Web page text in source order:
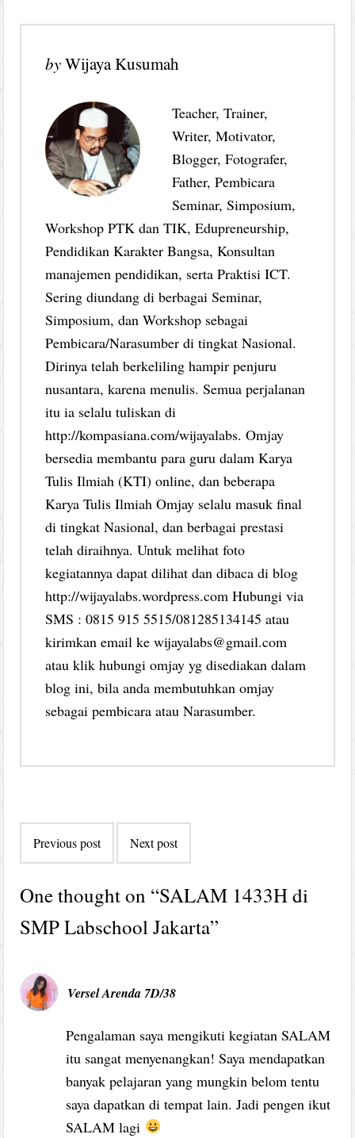
byWijaya Kusumah
Teacher, Trainer,
Writer, Motivator,
Blogger, Fotografer,
Father, Pembicara
Seminar, Simposium,
Workshop PTK dan TIK, Edupreneurship,
Pendidikan Karakter Bangsa, Konsultan
manajemen pendidikan, serta Praktisi ICT.
Sering diundang di berbagai Seminar,
Simposium, dan Workshop sebagai
Pembicara/Narasumber di tingkat Nasional.
Dirinya telah berkeliling hampir penjuru
nusantara, karena menulis. Semua perjalanan
itu ia selalu tuliskan di
http://kompasiana.com/wijayalabs. Omjay
bersedia membantu para guru dalam Karya
Tulis Ilmiah (KTI) online, dan beberapa
Karya Tulis Ilmiah Omjay selalu masuk final
di tingkat Nasional, dan berbagai prestasi
telah diraihnya. Untuk melihat foto
kegiatannya dapat dilihat dan dibaca di blog
http://wijayalabs.wordpress.com Hubungi via
SMS : 0815 915 5515/081285134145 atau
kirimkan email ke wijayalabs@gmail.com
atau klik hubungi omjay yg disediakan dalam
blog ini, bila anda membutuhkan omjay
sebagai pembicara atau Narasumber.
navigation
Previous post Next post
One thought on “SALAM 1433H di
SMP Labschool Jakarta”
Versel Arenda 7D/38
Pengalaman saya mengikuti kegiatan SALAM
itu sangat menyenangkan! Saya mendapatkan
banyak pelajaran yang mungkin belom tentu
saya dapatkan di tempat lain. Jadi pengen ikut
SALAM lagi